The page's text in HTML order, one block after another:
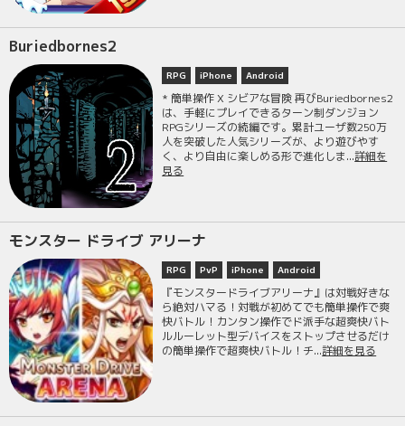
Buriedbornes2
RPG iPhone Android
* 簡単操作 X シビアな冒険 再びBuriedbornes2
は、手軽にプレイできるターン制ダンジョン
RPGシリーズの続編です。累計ユーザ数250万
人を突破した人気シリーズが、より遊びやす
く、より自由に楽しめる形で進化しま...詳細を
見る
モンスター ドライブ アリーナ
RPG PvP iPhone Android
『モンスタードライブアリーナ』は対戦好きな
ら絶対ハマる！対戦が初めてでも簡単操作で爽
快バトル！カンタン操作でド派手な超爽快バト
ルルーレット型デバイスをストップさせるだけ
の簡単操作で超爽快バトル！チ...詳細を見る